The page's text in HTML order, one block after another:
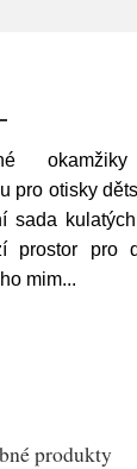
pro otisky
sada
prostor pro
mim...
produkty